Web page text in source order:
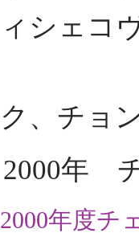
ィシェコ
ク、チョ
2000年
2000年度チ